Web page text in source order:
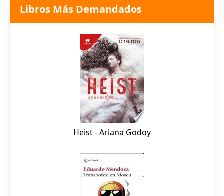
Libros Más Demandados
Heist - Ariana Godoy